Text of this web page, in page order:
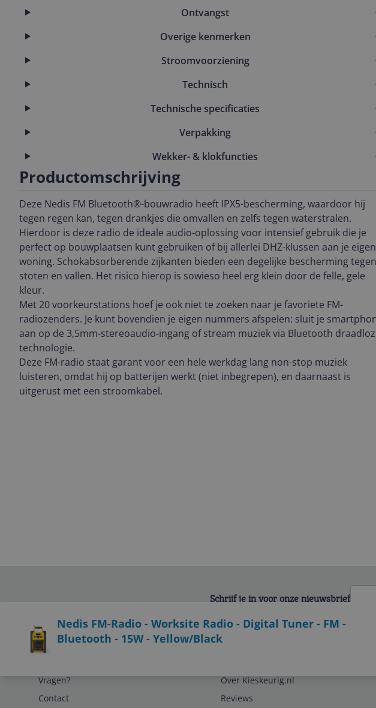
Ontvangst
Overige kenmerken
Stroomvoorziening
Technisch
Technische specificaties
Verpakking
Wekker- & klokfuncties
Productomschrijving
Deze Nedis FM Bluetooth®-bouwradio heeft IPX5-bescherming, waardoor hij
tegen regen kan, tegen drankjes die omvallen en zelfs tegen waterstralen.
Hierdoor is deze radio de ideale audio-oplossing voor intensief gebruik die je
perfect op bouwplaatsen kunt gebruiken of bij allerlei DHZ-klussen aan je eigen
woning. Schokabsorberende zijkanten bieden een degelijke bescherming tegen
stoten en vallen. Het risico hierop is sowieso heel erg klein door de felle, gele
kleur.
Met 20 voorkeurstations hoef je ook niet te zoeken naar je favoriete FM-
radiozenders. Je kunt bovendien je eigen nummers afspelen: sluit je
aan op de 3,5mm-stereoaudio-ingang of stream muziek via Bluetooth
technologie.
Deze FM-radio staat garant voor een hele werkdag lang non-stop muziek
luisteren, omdat hij op batterijen werkt (niet inbegrepen), en daarnaast is
uitgerust met een stroomkabel.
Nedis FM-Radio - Worksite Radio - Digital Tuner - FM -
Bluetooth - 15W - Yellow/Black
Schrijf je in voor onze nieuwsbrief
Vragen?
Contact
Over Kieskeurig.nl
Reviews